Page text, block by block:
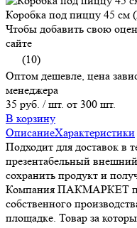
Коробка под пиццу 45 см
Чтобы добавить свою
сайте
(10)
Оптом дешевле, цена
менеджера
35 руб. / шт. от 300 шт.
В корзину
ОписаниеХарактеристики
Подходит для доставок в
презентабельный
сохранить продукт и
Компания ПАКМАРКЕТ
собственного
площадке. Товар за